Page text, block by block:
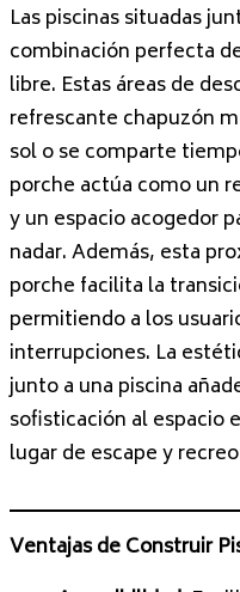
Las piscinas situadas
combinación perfecta
libre. Estas áreas de
refrescante chapuzón
sol o se comparte
porche actúa como un
y un espacio acogedor
nadar. Además, esta
porche facilita la
permitiendo a los
interrupciones. La
junto a una piscina
sofisticación al espacio
lugar de escape y
Ventajas de Construir